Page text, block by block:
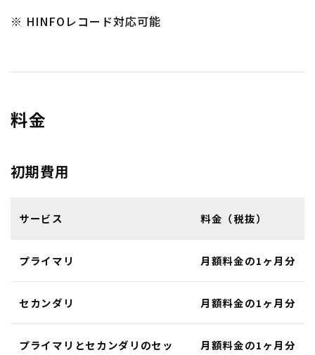
※ HINFOレコード対応可能
料金
初期費用
サービス 料金（税抜）
プライマリ 月額料金の1ヶ月分
セカンダリ 月額料金の1ヶ月分
プライマリとセカンダリのセッ
月額料金の1ヶ月分